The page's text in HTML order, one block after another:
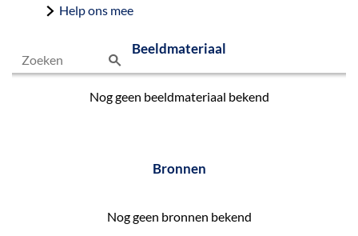
Help ons mee
o
Beeldmateriaal
Nog geen beeldmateriaal bekend
Bronnen
Nog geen bronnen bekend